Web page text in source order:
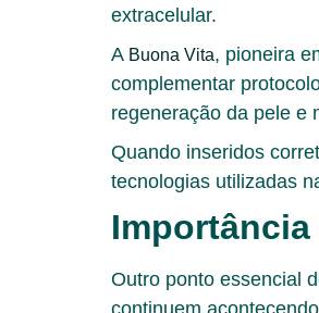
extracelular.
A Buona Vita, pioneira
complementar
regeneração da pele e
Quando inseridos
tecnologias utilizadas
Outro ponto essencial
continuem